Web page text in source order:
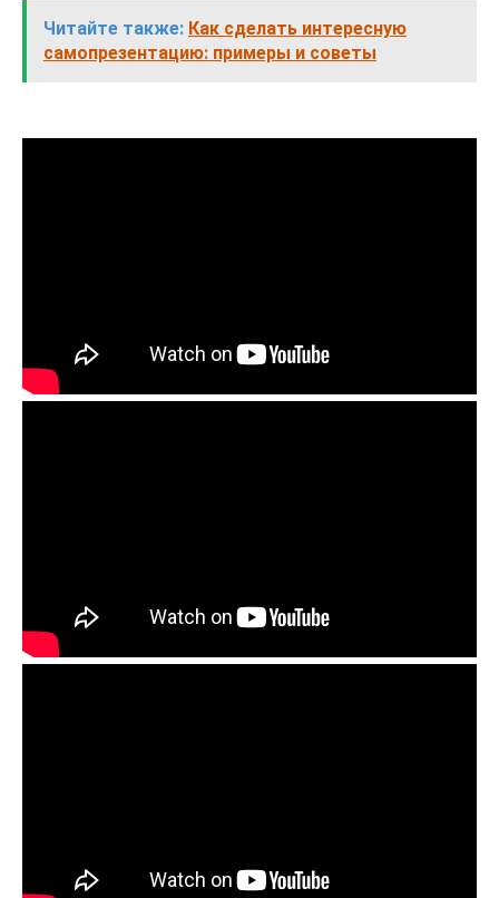
Читайте также: Как сделать интересную
самопрезентацию: примеры и советы